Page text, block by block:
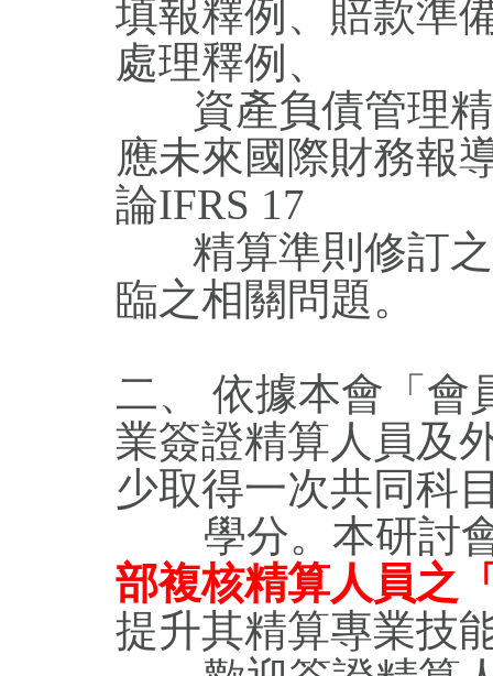
填報釋例、 賠款準
處理釋例、
資產負債管理精
應未來國際財務報
論IFRS 17
精算準則修訂之
臨之相關問題。
二、 依據本會「會
業簽證精算人員及
少取得一次共同科
學分。本研討
部複核精算人員之
提升其精算專業技